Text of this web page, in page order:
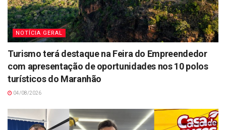
NOTÍCIA GERAL
Turismo terá destaque na Feira do Empreendedor
com apresentação de oportunidades nos 10 polos
turísticos do Maranhão
04/08/2026